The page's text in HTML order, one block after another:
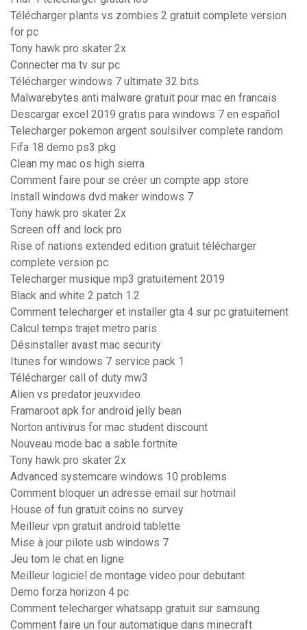
Télécharger plants vs zombies 2 gratuit complete version
for pc
Tony hawk pro skater 2x
Connecter ma tv sur pc
Télécharger windows 7 ultimate 32 bits
Malwarebytes anti malware gratuit pour mac en francais
Descargar excel 2019 gratis para windows 7 en español
Telecharger pokemon argent soulsilver complete random
Fifa 18 demo ps3 pkg
Clean my mac os high sierra
Comment faire pour se créer un compte app store
Install windows dvd maker windows 7
Tony hawk pro skater 2x
Screen off and lock pro
Rise of nations extended edition gratuit télécharger
complete version pc
Telecharger musique mp3 gratuitement 2019
Black and white 2 patch 1.2
Comment telecharger et installer gta 4 sur pc gratuitement
Calcul temps trajet metro paris
Désinstaller avast mac security
Itunes for windows 7 service pack 1
Télécharger call of duty mw3
Alien vs predator jeuxvideo
Framaroot apk for android jelly bean
Norton antivirus for mac student discount
Nouveau mode bac a sable fortnite
Tony hawk pro skater 2x
Advanced systemcare windows 10 problems
Comment bloquer un adresse email sur hotmail
House of fun gratuit coins no survey
Meilleur vpn gratuit android tablette
Mise à jour pilote usb windows 7
Jeu tom le chat en ligne
Meilleur logiciel de montage video pour debutant
Demo forza horizon 4 pc
Comment telecharger whatsapp gratuit sur samsung
Comment faire un four automatique dans minecraft